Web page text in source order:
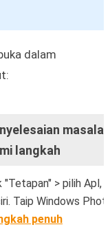
dalam
langkah
"Tetapan" > pilih Apl,
Taip Windows
penuh